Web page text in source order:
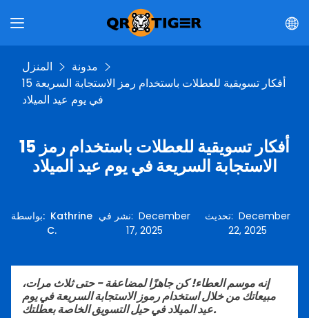
المنزل
مدونة
15 أفكار تسويقية للعطلات باستخدام رمز الاستجابة السريعة
في يوم عيد الميلاد
15 أفكار تسويقية للعطلات باستخدام رمز
الاستجابة السريعة في يوم عيد الميلاد
بواسطة: Kathrine
C.
نشر في:December
17, 2025
تحديث: December
22, 2025
إنه موسم العطاء! كن جاهزًا لمضاعفة - حتى ثلاث مرات،
مبيعاتك من خلال استخدام رموز الاستجابة السريعة في يوم
عيد الميلاد في حيل التسويق الخاصة بعطلتك.